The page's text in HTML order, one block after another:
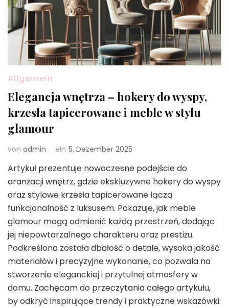
Allgemein
Elegancja wnętrza – hokery do wyspy,
krzesła tapicerowane i meble w stylu
glamour
von admin ein 5. Dezember 2025
Artykuł prezentuje nowoczesne podejście do
aranżacji wnętrz, gdzie ekskluzywne hokery do wyspy
oraz stylowe krzesła tapicerowane łączą
funkcjonalność z luksusem. Pokazuje, jak meble
glamour mogą odmienić każdą przestrzeń, dodając
jej niepowtarzalnego charakteru oraz prestiżu.
Podkreślona została dbałość o detale, wysoka jakość
materiałów i precyzyjne wykonanie, co pozwala na
stworzenie eleganckiej i przytulnej atmosfery w
domu. Zachęcam do przeczytania całego artykułu,
by odkryć inspirujące trendy i praktyczne wskazówki